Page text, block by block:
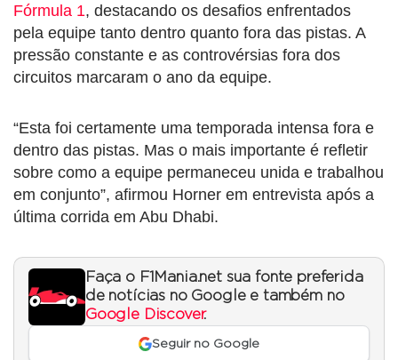
Fórmula 1, destacando os desafios enfrentados
pela equipe tanto dentro quanto fora das pistas. A
pressão constante e as controvérsias fora dos
circuitos marcaram o ano da equipe.
“Esta foi certamente uma temporada intensa fora e
dentro das pistas. Mas o mais importante é refletir
sobre como a equipe permaneceu unida e trabalhou
em conjunto”, afirmou Horner em entrevista após a
última corrida em Abu Dhabi.
Faça o F1Mania.net sua fonte preferida
de notícias no Google e também no
Google Discover.
Seguir no Google